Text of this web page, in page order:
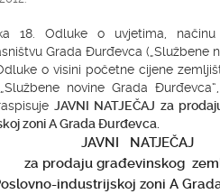
18. Odluke o uvjetima,
Grada Đurđevca („Službene
o visini početne cijene
novine Grada
JAVNI NATJEČAJ za
zoni A Grada Đurđevca.
JAVNI NATJEČAJ
za prodaju građevinskog
industrijskoj zoni A